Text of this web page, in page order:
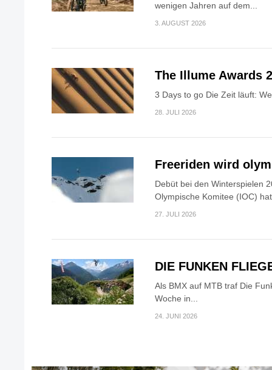
wenigen Jahren auf dem...
3. AUGUST 2026
The Illume Awards
3 Days to go Die Zeit läuft:
28. JULI 2026
Freeriden wird
Debüt bei den Winterspielen
Olympische Komitee (IOC)
27. JULI 2026
DIE FUNKEN
Als BMX auf MTB traf Die
Woche in...
24. JUNI 2026